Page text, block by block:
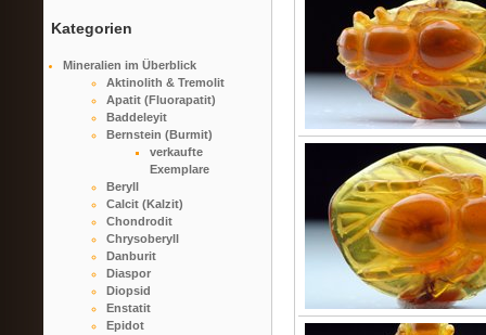
Kategorien
Mineralien im Überblick
Aktinolith & Tremolit
Apatit (Fluorapatit)
Baddeleyit
Bernstein (Burmit)
verkaufte
Exemplare
Beryll
Calcit (Kalzit)
Chondrodit
Chrysoberyll
Danburit
Diaspor
Diopsid
Enstatit
Epidot